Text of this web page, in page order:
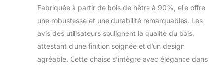
Fabriquée à partir de bois de hêtre à 90%, elle offre
une robustesse et une durabilité remarquables. Les
avis des utilisateurs soulignent la qualité du bois,
attestant d’une finition soignée et d’un design
agréable. Cette chaise s’intègre avec élégance dans